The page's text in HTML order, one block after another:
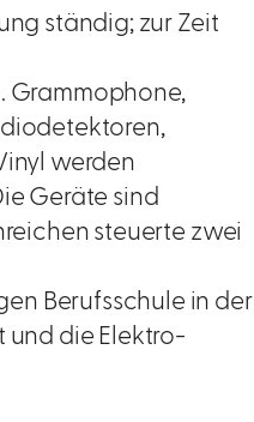
ständig; zur Zeit
Grammophone,
werden
Geräte sind
steuerte zwei
Berufsschule in der
und die Elektro-